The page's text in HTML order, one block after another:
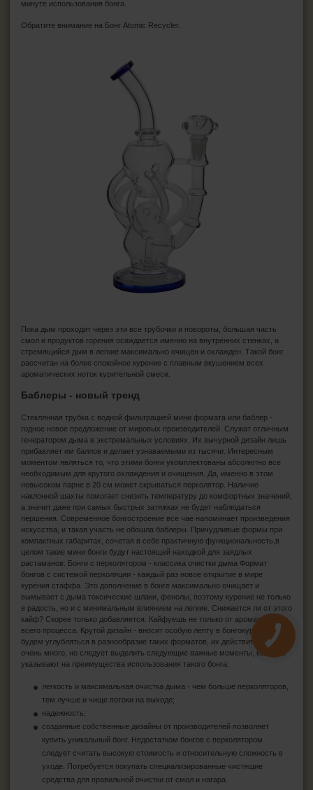
минуте использования бонга.
Обратите внимание на Бонг Atomic Recycler.
Пока дым проходит через эти все трубочки и повороты, большая часть
смол и продуктов горения осаждается именно на внутренних стенках, а
стремящийся дым в легкие максимально очищен и охлажден. Такой бонг
рассчитан на более спокойное курение с плавным вкушением всех
ароматических ноток курительной смеси.
Баблеры - новый тренд
Стеклянная трубка с водной фильтрацией мини формата или баблер -
годное новое предложение от мировых производителей. Служат отличным
генератором дыма в экстремальных условиях. Их вычурной дизайн лишь
прибавляет им баллов и делает узнаваемыми из тысячи. Интересным
моментом являться то, что этими бонги укомплектованы абсолютно все
необходимым для крутого охлаждения и очищения. Да, именно в этом
невысоком парне в 20 см может скрываться перколятор. Наличие
наклонной шахты помогает снизить температуру до комфортных значений,
а значит даже при самых быстрых затяжках не будет наблюдаться
першения. Современное бонгостроение все чае напоминает произведения
искусства, и такая участь не обошла баблеры. Причудливые формы при
компактных габаритах, сочетая в себе практичную функциональность,в
целом такие мини бонги будут настоящей находкой для заядлых
растаманов. Бонги с перколятором - классика очистки дыма Формат
бонгов с системой перколяции - каждый раз новое открытие в мире
курения стаффа. Это дополнение в бонге максимально очищает и
вымывает с дыма токсические шлаки, фенолы, поэтому курение не только
в радость, но и с минимальным влиянием на легкие. Снижается ли от этого
кайф? Скорее только добавляется. Кайфуешь не только от ароматов, но и
всего процесса. Крутой дизайн - вносит особую лепту в бонгокурение. Не
будем углубляться в разнообразие таких форматов, их действительно
очень много, но следует выделить следующие важные моменты, которые
указывают на преимущества использования такого бонга:
легкость и максимальная очистка дыма - чем больше перколяторов,
тем лучше и чище потоки на выходе;
надежность;
созданные собственные дизайны от производителей позволяет
купить уникальный бонг. Недостатком бонгов с перколятором
следует считать высокую стоимость и относительную сложность в
уходе. Потребуется покупать специализированные чистящие
средства для правильной очистки от смол и нагара.